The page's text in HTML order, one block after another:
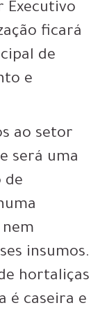
Executivo
ficará
de
e
ao setor
será uma
de
insumos.
hortaliças
é caseira e